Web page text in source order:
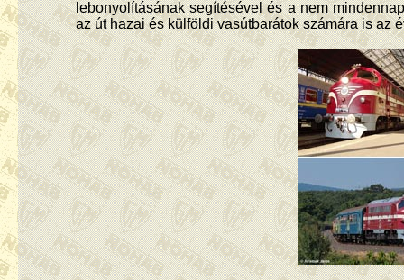
lebonyolításának segítésével és a nem
az út hazai és külföldi vasútbarátok számára is az